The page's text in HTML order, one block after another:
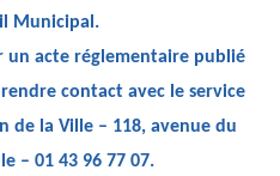
Municipal.
un acte réglementaire publié
contact avec le service
de la Ville – 118, avenue du
– 01 43 96 77 07.